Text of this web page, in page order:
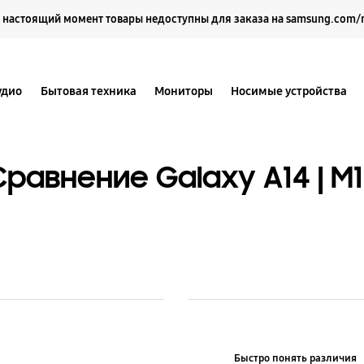
настоящий момент товары недоступны для заказа на samsung.com/
Бытовая техника Мониторы Носимые устройства
Galaxy A14 |
Быстро понять различия